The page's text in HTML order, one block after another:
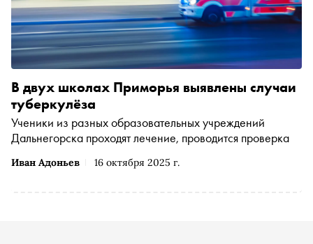
Иван Адоньев 16 октября 2025 г.
В двух школах Приморья выявлены случаи
туберкулёза
Ученики из разных образовательных учреждений
Дальнегорска проходят лечение, проводится проверка